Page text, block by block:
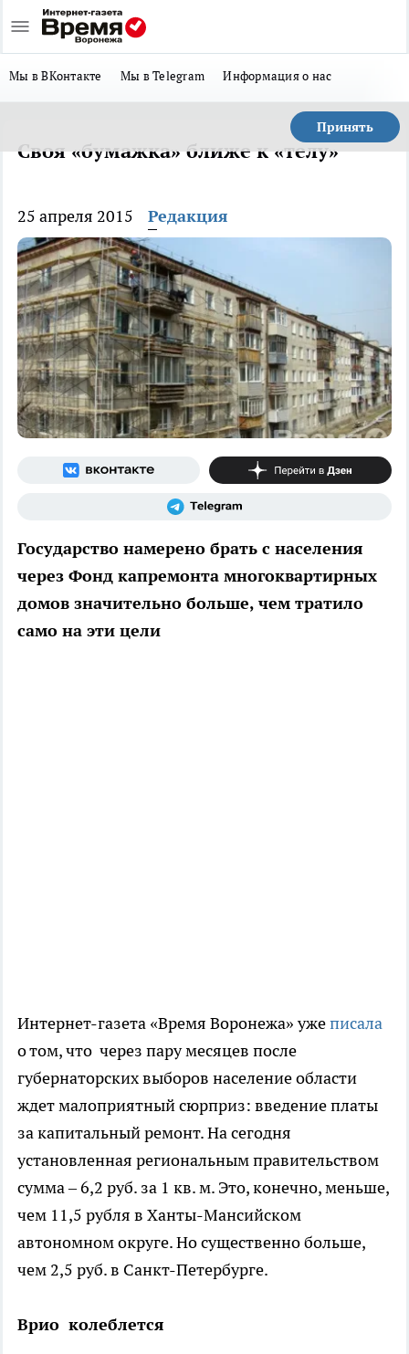
Мы в ВКонтакте Мы в Telegram Информация о нас
Принять
Своя «бумажка» ближе к «телу»
25 апреля 2015 Редакция
Государство намерено брать с населения
через Фонд капремонта многоквартирных
домов значительно больше, чем тратило
само на эти цели
Интернет-газета «Время Воронежа» ужеписала
о том, что через пару месяцев после
губернаторских выборов население области
ждет малоприятный сюрприз: введение платы
за капитальный ремонт. На сегодня
установленная региональным правительством
сумма – 6,2 руб. за 1 кв. м. Это, конечно, меньше,
чем 11,5 рубля в Ханты-Мансийском
автономном округе. Но существенно больше,
чем 2,5 руб. в Санкт-Петербурге.
Врио колеблется